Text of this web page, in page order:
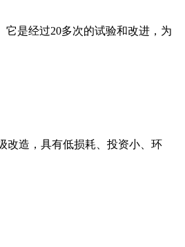
是经过20多次的试验和改进，为
改造，具有低损耗、投资小、环